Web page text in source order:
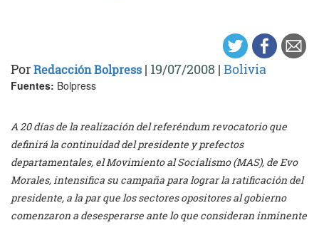
PorRedacción Bolpress | 19/07/2008 | Bolivia
Fuentes: Bolpress
A 20 días de la realización del referéndum revocatorio que
definirá la continuidad del presidente y prefectos
departamentales, el Movimiento al Socialismo (MAS), de Evo
Morales, intensifica su campaña para lograr la ratificación del
presidente, a la par que los sectores opositores al gobierno
comenzaron a desesperarse ante lo que consideran inminente